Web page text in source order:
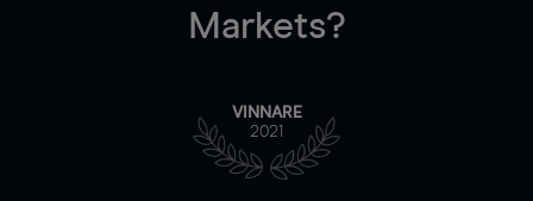
Markets?
VINNARE
2021